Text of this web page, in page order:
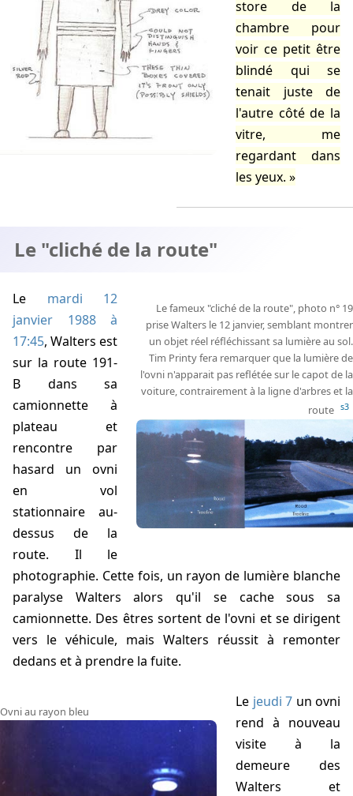
store de la
chambre pour
voir ce petit être
blindé qui se
tenait juste de
l'autre côté de la
vitre, me
regardant dans
les yeux.
Le "cliché de la route"
Le fameux "cliché de la route", photo n° 19
prise Walters le 12 janvier, semblant montrer
un objet réel réfléchissant sa lumière au sol.
Tim Printy fera remarquer que la lumière de
l'ovni n'apparait pas reflétée sur le capot de la
voiture, contrairement à la ligne d'arbres et la
route s3
Le mardi 12
janvier 1988 à
17:45, Walters est
sur la route 191-
B dans sa
camionnette à
plateau et
rencontre par
hasard un ovni
en vol
stationnaire au-
dessus de la
route. Il le
photographie. Cette fois, un rayon de lumière blanche
paralyse Walters alors qu'il se cache sous sa
camionnette. Des êtres sortent de l'ovni et se dirigent
vers le véhicule, mais Walters réussit à remonter
dedans et à prendre la fuite.
Ovni au rayon bleu
Le jeudi 7 un ovni
rend à nouveau
visite à la
demeure des
Walters et